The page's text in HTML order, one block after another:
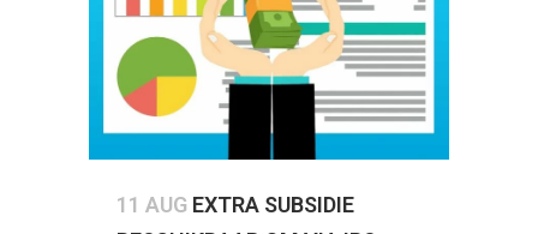
11 AUG EXTRA SUBSIDIE